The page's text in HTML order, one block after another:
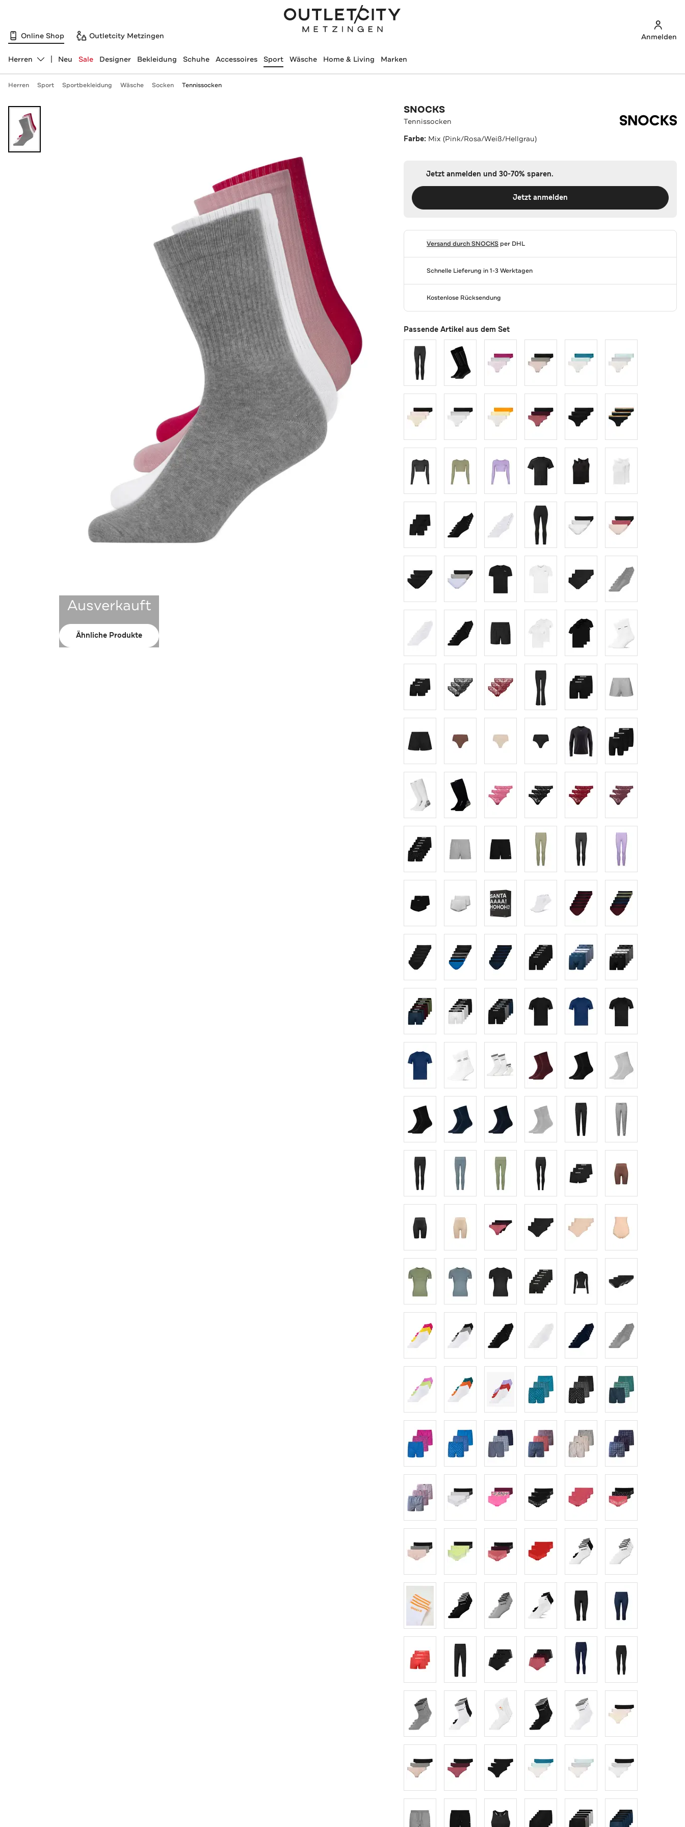
Online Shop Outletcity Metzingen Anmelden
Abteilung ändern, ausgewählt:
Herren Neu Sale Designer Bekleidung Schuhe Accessoires Sport Wäsche Home & Living Marken
Herren Sport Sportbekleidung Wäsche Socken Tennissocken
Ausverkauft
Ähnliche Produkte
SNOCKS
Tennissocken
Farbe: Mix (Pink/Rosa/Weiß/Hellgrau)
Jetzt anmelden und 30-70% sparen.
Jetzt anmelden
Versand durchSNOCKS per DHL
Schnelle Lieferung in 1-3 Werktagen
Kostenlose Rücksendung
Passende Artikel aus dem Set